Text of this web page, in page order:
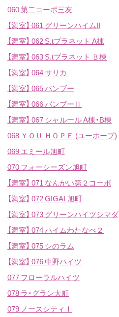
060 第二コーポ三友
【満室】 061 グリーンハイムII
【満室】 062 S.tプラネット A棟
【満室】 063 S.tプラネット Ｂ棟
【満室】 064 サリカ
【満室】 065 バンブー
【満室】 066 バンブーⅡ
【満室】 067 シャルール A棟・B棟
068 ＹＯＵ ＨＯＰＥ (ユーホープ)
069 エミール旭町
070 フォーシーズン旭町
【満室】 071 なんかい第２コーポ
【満室】 072 GIGAL旭町
【満室】 073 グリーンハイツシマダ
【満室】 074 ハイムわたなべ２
【満室】 075 シのラム
【満室】 076 中野ハイツ
077 フローラルハイツ
078 ラ・グラン大町
079 ノースシティⅠ